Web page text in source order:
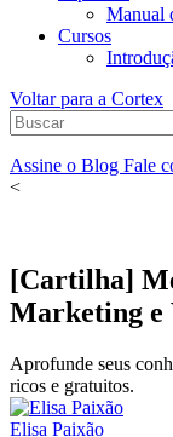
Manual
Cursos
Voltar para a Cortex
Assine o Blog Fale
<
[Cartilha]
Marketing e
Aprofunde seus
ricos e gratuitos.
Elisa Paixão